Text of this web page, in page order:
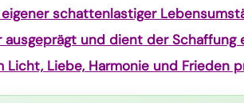
eigener schattenlastiger
und dient der Schaffung
Liebe, Harmonie und Frieden